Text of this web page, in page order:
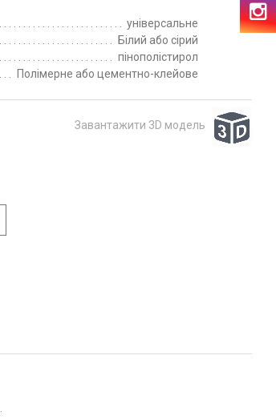
універсальне
Білий або сірий
пінополістирол
Полімерне або цементно-клейове
Завантажити 3D модель